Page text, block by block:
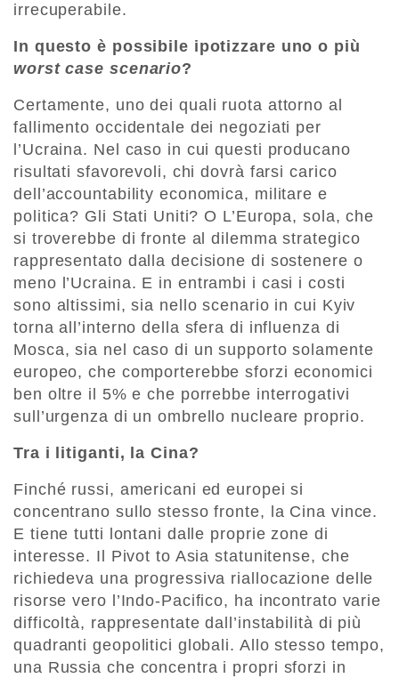
irrecuperabile.
In questo è possibile ipotizzare uno o più
worst case scenario?
Certamente, uno dei quali ruota attorno al
fallimento occidentale dei negoziati per
l’Ucraina. Nel caso in cui questi producano
risultati sfavorevoli, chi dovrà farsi carico
dell’accountability economica, militare e
politica? Gli Stati Uniti? O L’Europa, sola, che
si troverebbe di fronte al dilemma strategico
rappresentato dalla decisione di sostenere o
meno l’Ucraina. E in entrambi i casi i costi
sono altissimi, sia nello scenario in cui Kyiv
torna all’interno della sfera di influenza di
Mosca, sia nel caso di un supporto solamente
europeo, che comporterebbe sforzi economici
ben oltre il 5% e che porrebbe interrogativi
sull’urgenza di un ombrello nucleare proprio.
Tra i litiganti, la Cina?
Finché russi, americani ed europei si
concentrano sullo stesso fronte, la Cina vince.
E tiene tutti lontani dalle proprie zone di
interesse. Il Pivot to Asia statunitense, che
richiedeva una progressiva riallocazione delle
risorse vero l’Indo-Pacifico, ha incontrato varie
difficoltà, rappresentate dall’instabilità di più
quadranti geopolitici globali. Allo stesso tempo,
una Russia che concentra i propri sforzi in